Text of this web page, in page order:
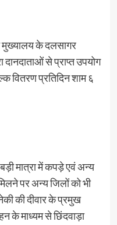
मुख्यालय के दलसागर
दानदाताओं से प्राप्त उपयोग
वितरण प्रतिदिन शाम ६
बड़ी मात्रा में कपड़े एवं अन्य
पर अन्य जिलों को भी
की दीवार के प्रमुख
के माध्यम से छिंदवाड़ा